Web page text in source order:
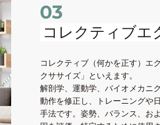
03
コレクティブエ
コレクティブ（何かを正す）エ
クササイズ」といえます。
解剖学、運動学、バイオメカニ
動作を修正し、トレーニングや
⼿法です。姿勢、バランス、お